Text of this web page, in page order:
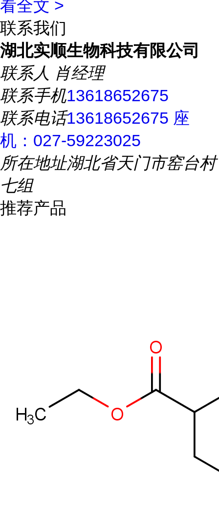
看全文 >
联系我们
湖北实顺生物科技有限公司
联系人 肖经理
联系手机13618652675
联系电话13618652675 座
机：027-59223025
所在地址湖北省天门市窑台村
七组
推荐产品